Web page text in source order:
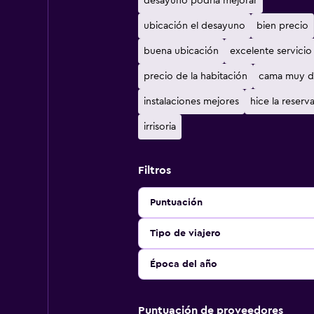
ubicación el desayuno bien precio
buena ubicación excelente servicio
precio de la habitación cama muy
instalaciones mejores hice la reserva
irrisoria
Filtros
Puntuación
Tipo de viajero
Época del año
Puntuación de proveedores